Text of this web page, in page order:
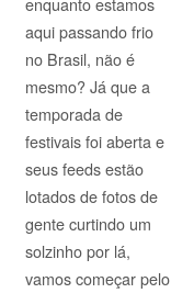
aqui passando frio
no Brasil, não é
mesmo? Já que a
temporada de
festivais foi aberta e
seus feeds estão
lotados de fotos de
gente curtindo um
solzinho por lá,
vamos começar pelo